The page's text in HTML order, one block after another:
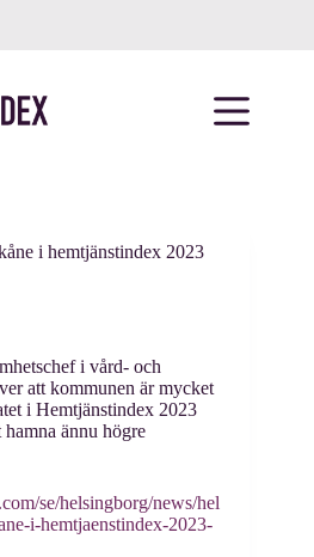
i hemtjänstindex 2023
i vård- och
att kommunen är mycket
i Hemtjänstindex 2023
ännu högre
se/helsingborg/news/hel
i-hemtjaenstindex-2023-